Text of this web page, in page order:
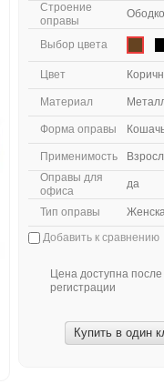
Строение
оправы
Выбор цвета
Цвет
Материал
Форма оправы
Применимость
Оправы для
офиса
да
Тип оправы
Добавить к сравнению
Цена доступна после
регистрации
Купить в один